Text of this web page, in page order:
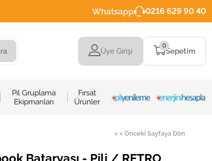
Whatsapp 0216 629 90 40
Üye Girişi Sepetim
0
Pil Gruplama
Ekipmanları
Fırsat
Ürünler
< < Önceki Sayfaya Dön